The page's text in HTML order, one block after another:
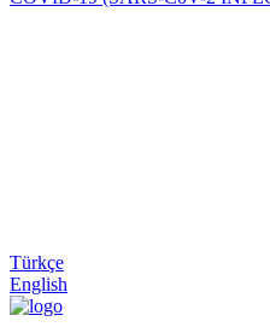
Türkçe
English